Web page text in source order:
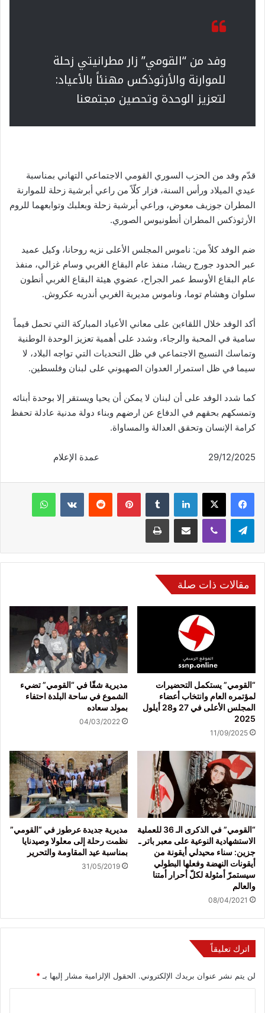
وفد من “القومي” زار مطرانيتي زحلة
للموارنة والأرثوذكس مهنئاً بالأعياد:
لتعزيز الوحدة وتحصين مجتمعنا
قدّم وفد من الحزب السوري القومي الاجتماعي التهاني بمناسبة
عيدي الميلاد ورأس السنة، فزار كلّاً من راعي أبرشية زحلة للموارنة
المطران جوزيف معوض، وراعي أبرشية زحلة وبعلبك وتوابعهما للروم
الأرثوذكس المطران أنطونيوس الصوري.
ضم الوفد كلاً من: ناموس المجلس الأعلى نزيه روحانا، وكيل عميد
عبر الحدود جورج ريشا، منفذ عام البقاع الغربي وسام غزالي، منفذ
عام البقاع الأوسط عمر الجراح، عضوي هيئة البقاع الغربي أنطون
سلوان وهشام توما، وناموس مديرية الغربي أندريه عكروش.
أكد الوفد خلال اللقاءين على معاني الأعياد المباركة التي تحمل قيماً
سامية في المحبة والرجاء، وشدد على أهمية تعزيز الوحدة الوطنية
وتماسك النسيج الاجتماعي في ظل التحديات التي تواجه البلاد، لا
سيما في ظل استمرار العدوان الصهيوني على لبنان وفلسطين.
كما شدد الوفد على أن لبنان لا يمكن أن يحيا ويستقر إلا بوحدة أبنائه
وتمسكهم بحقهم في الدفاع عن ارضهم وبناء دولة مدنية عادلة تحفظ
كرامة الإنسان وتحقق العدالة والمساواة.
29/12/2025 عمدة الإعلام
فيسبوك لينكدإن بينتيريست
مقالات ذات صلة
“القومي” يستكمل التحضيرات
لمؤتمره العام وانتخاب أعضاء
المجلس الأعلى في 27 و28 أيلول
2025
11/09/2025
مديرية شقّا في “القومي” تضيء
الشموع في ساحة البلدة احتفاء
بمولد سعاده
04/03/2022
“القومي” في الذكرى الـ 36 للعملية
الاستشهادية النوعية على معبر باتر ـ
جزين: سناء محيدلي أيقونة من
أيقونات النهضة وفعلها البطولي
سيستمرّ أمثولة لكلّ أحرار أمتنا
والعالم
08/04/2021
مديرية جديدة عرطوز في “القومي”
نظمت رحلة إلى معلولا وصيدنايا
بمناسبة عيد المقاومة والتحرير
31/05/2019
اترك تعليقاً
لن يتم نشر عنوان بريدك الإلكتروني. الحقول الإلزامية مشار إليها بـ *